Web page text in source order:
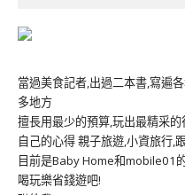
當過美食記者,出過二本書,寫遍
多地方
擅長用最少的預算,玩出最精采
自己的心得 親子旅遊,小資旅行,
目前是Baby Home和mobile01
喝玩樂省錢遊吧!